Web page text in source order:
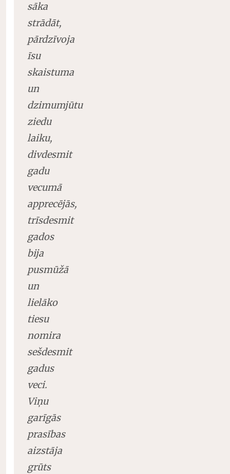
sāka
strādāt,
pārdzīvoja
īsu
skaistuma
un
dzimumjūtu
ziedu
laiku,
divdesmit
gadu
vecumā
apprecējās,
trīsdesmit
gados
bija
pusmūžā
un
lielāko
tiesu
nomira
sešdesmit
gadus
veci.
Viņu
garīgās
prasības
aizstāja
grūts